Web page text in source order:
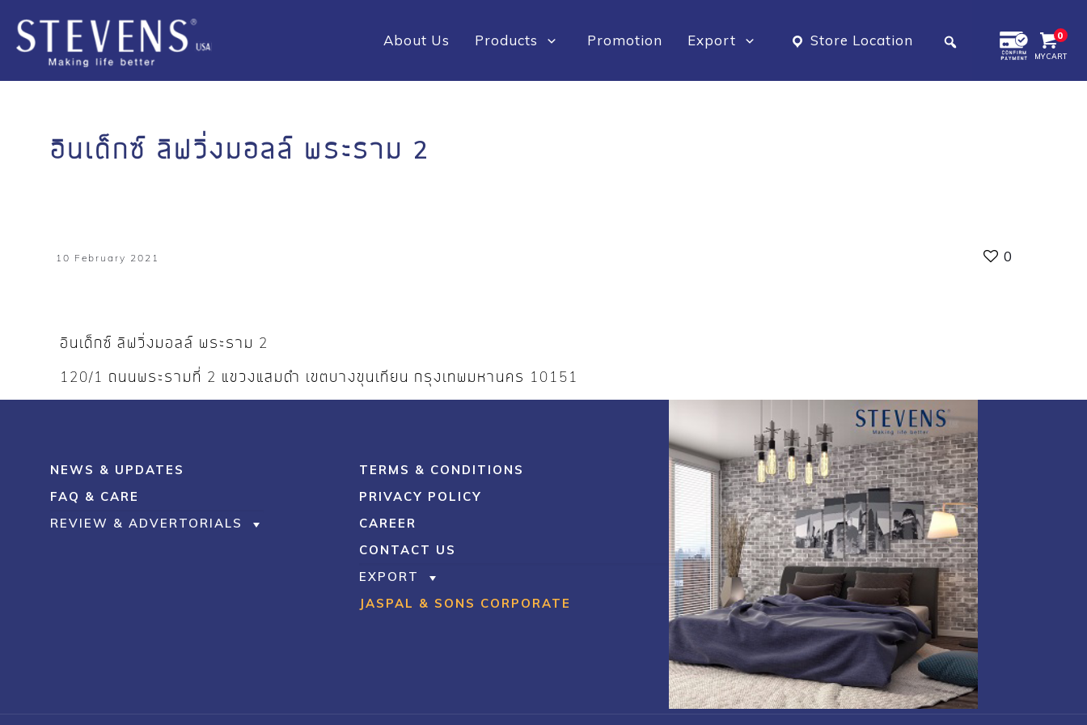
About Us Products Promotion Export Store Location 0
MY CART
อินเด็กซ์ ลิฟวิ่งมอลล์ พระราม 2
0
10 February 2021
อินเด็กซ์ ลิฟวิ่งมอลล์ พระราม 2
120/1 ถนนพระรามที่ 2 แขวงแสมดำ เขตบางขุนเทียน กรุงเทพมหานคร 10151
NEWS & UPDATES
FAQ & CARE
REVIEW & ADVERTORIALS
TERMS & CONDITIONS
PRIVACY POLICY
CAREER
CONTACT US
EXPORT
JASPAL & SONS CORPORATE